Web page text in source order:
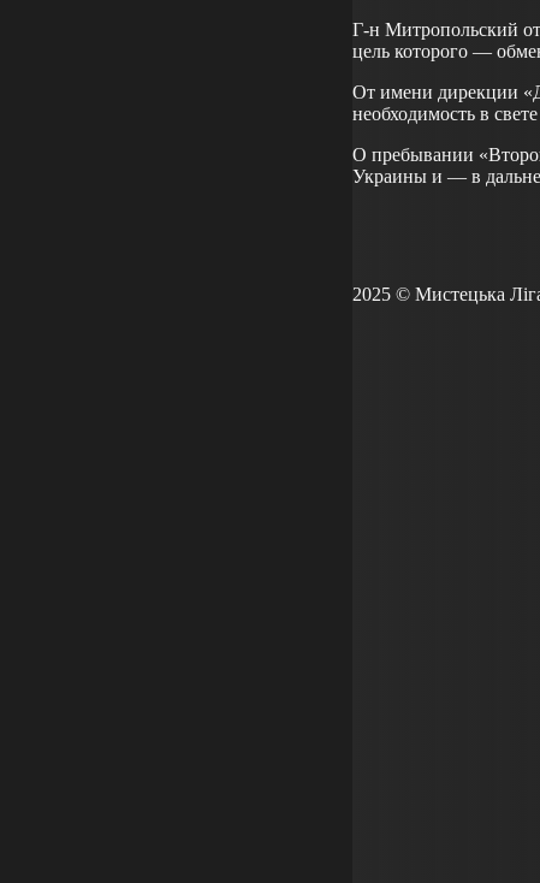
Г-н Митропольский
цель которого —
От имени дирекции
необходимость в
О пребывании
Украины и — в
2025 © Мистецька